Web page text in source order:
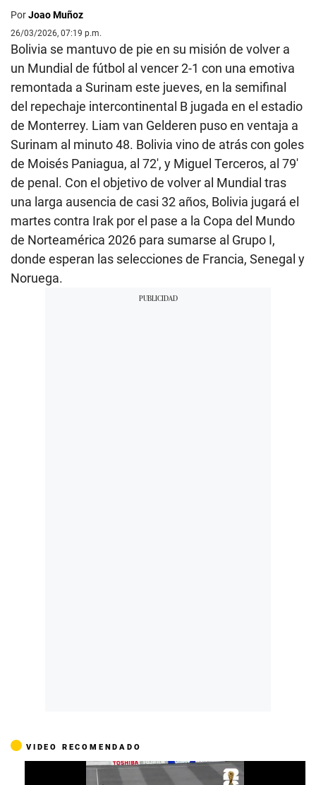
PorJoao Muñoz
26/03/2026, 07:19 p.m.
Bolivia se mantuvo de pie en su misión de volver a
un Mundial de fútbol al vencer 2-1 con una emotiva
remontada a Surinam este jueves, en la semifinal
del repechaje intercontinental B jugada en el estadio
de Monterrey. Liam van Gelderen puso en ventaja a
Surinam al minuto 48. Bolivia vino de atrás con goles
de Moisés Paniagua, al 72′, y Miguel Terceros, al 79′
de penal. Con el objetivo de volver al Mundial tras
una larga ausencia de casi 32 años, Bolivia jugará el
martes contra Irak por el pase a la Copa del Mundo
de Norteamérica 2026 para sumarse al Grupo I,
donde esperan las selecciones de Francia, Senegal y
Noruega.
VIDEO RECOMENDADO